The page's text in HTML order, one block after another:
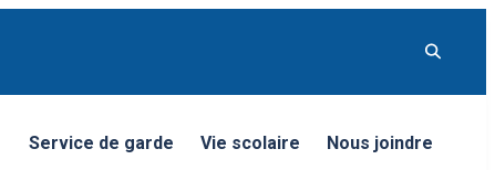
Service de garde Vie scolaire Nous joindre